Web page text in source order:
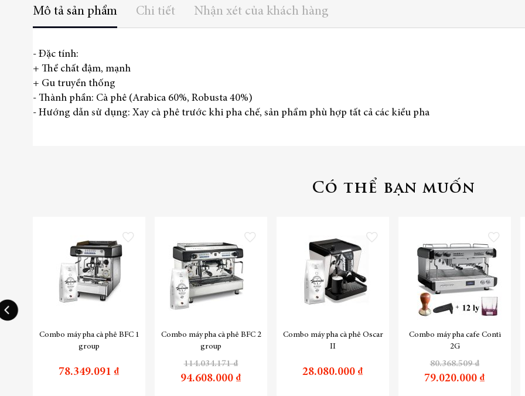
thư
Mô tả sản phẩm
- Đặc tính:
+ Thể chất đậm, mạnh
+ Gu truyền thống
- Thành phần: Cà phê (Arabica 60%, Robusta 40%)
- Hướng dẫn sử dụng: Xay cà phê trước khi pha chế, sản phẩm phù hợp tất cả các kiểu pha
Chi tiết Nhận xét của khách hàng
Có thể bạn muốn
Combo máy pha cà phê BFC 1
group
78.349.091 ₫
Thêm vào danh sách yêu thích
Combo máy pha cà phê BFC 2
group
114.034.171 ₫
94.608.000 ₫
Thêm vào danh sách yêu thích
Combo máy pha cà phê Oscar
II
28.080.000 ₫
Thêm vào danh sách yêu thích
Combo máy pha cafe Conti
2G
80.368.509 ₫
79.020.000 ₫
Thêm vào danh